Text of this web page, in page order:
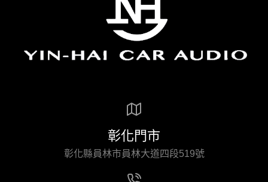
彰化門市
彰化縣員林市員林大道四段519號